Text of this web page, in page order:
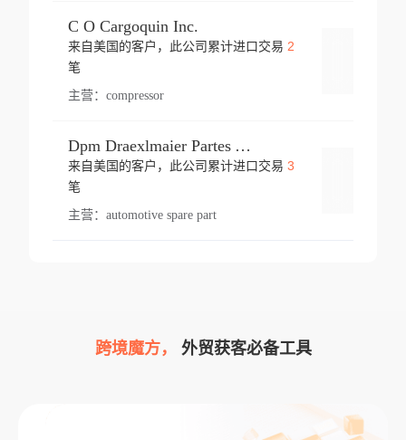
C O Cargoquin Inc.
来自美国的客户，此公司累计进口交易 2
笔
主营： compressor
Dpm Draexlmaier Partes Automotrices Corr Ind Huejotzingo
来自美国的客户，此公司累计进口交易 3
笔
主营： automotive spare part
跨境魔方， 外贸获客必备工具